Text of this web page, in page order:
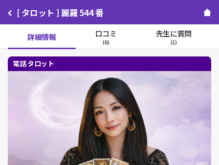
[ タロット ] 麗羅 544 番
詳細情報 口コミ
(6)
先生に質問
(1)